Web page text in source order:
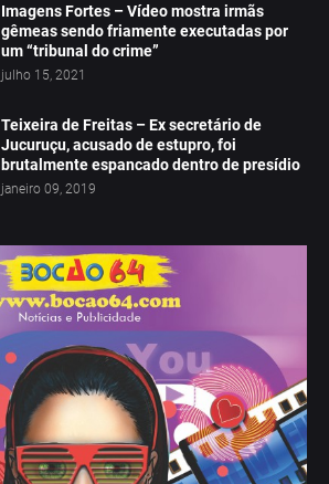
Imagens Fortes – Vídeo mostra irmãs
gêmeas sendo friamente executadas por
um “tribunal do crime”
julho 15, 2021
Teixeira de Freitas – Ex secretário de
Jucuruçu, acusado de estupro, foi
brutalmente espancado dentro de presídio
janeiro 09, 2019